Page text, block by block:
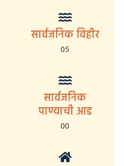
सार्वजनिक विहीर
05
सार्वजनिक
पाण्याची आड
00